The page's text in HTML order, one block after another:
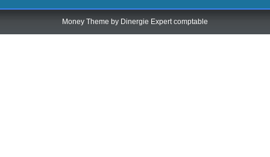
Money Theme by Dinergie Expert comptable